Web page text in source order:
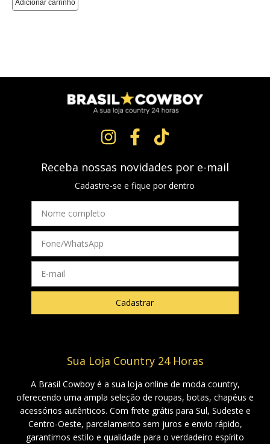
Receba nossas novidades por e-mail
Cadastre-se e fique por dentro
Sua Loja Country 24 Horas
A Brasil Cowboy é a sua loja online de moda country,
oferecendo uma ampla seleção de roupas, botas, chapéus e
acessórios autênticos. Com frete grátis para Sul, Sudeste e
Centro-Oeste, parcelamento sem juros e envio rápido,
garantimos estilo e qualidade para o verdadeiro espírito